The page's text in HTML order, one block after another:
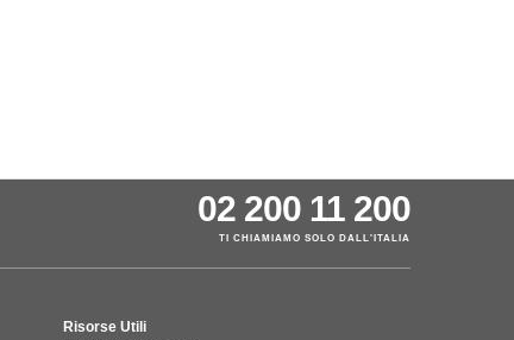
TI CHIAMIAMO SOLO DALL'ITALIA
02 200 11 200
Risorse Utili